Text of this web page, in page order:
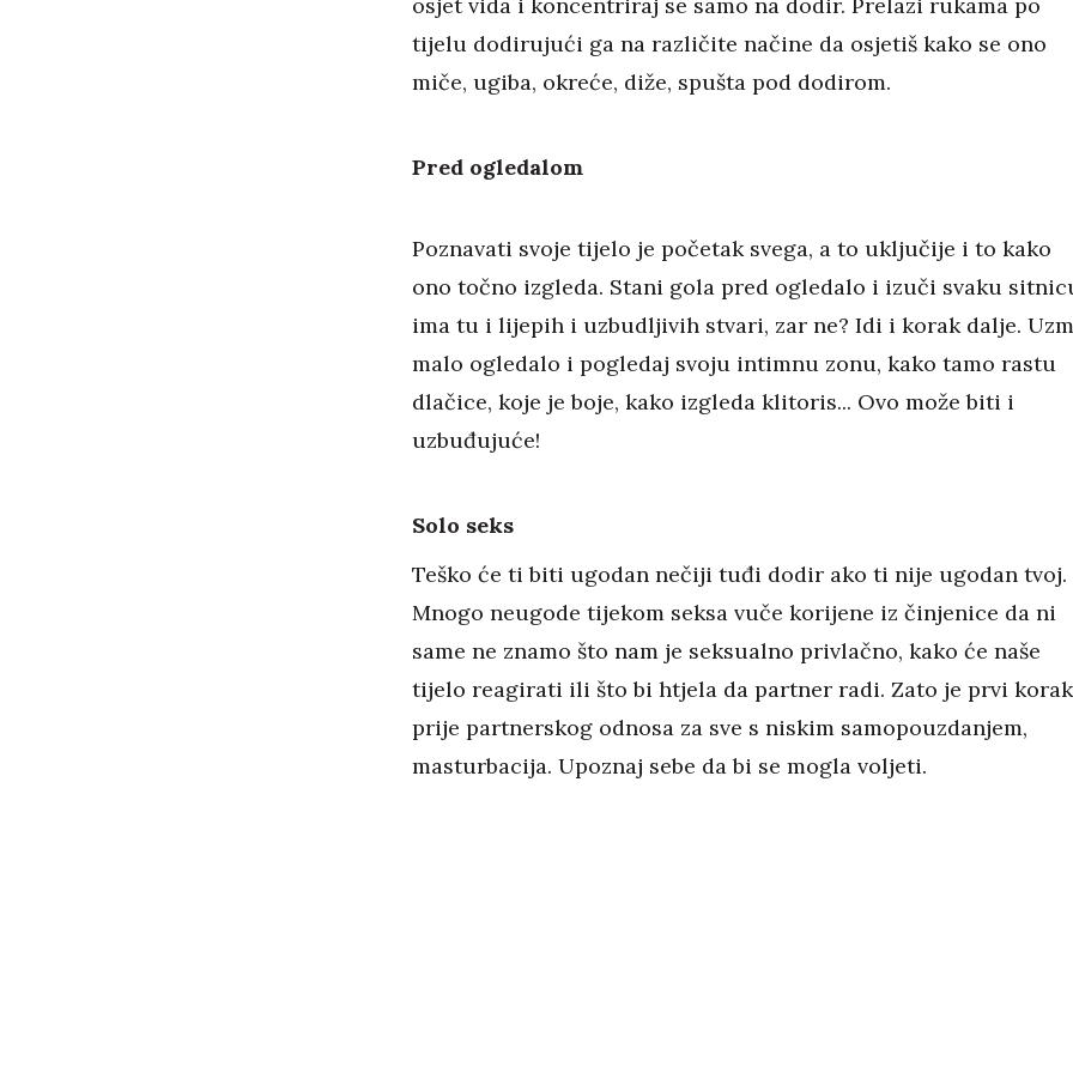
tijelu dodirujući ga na različite načine da osjetiš kako se ono
miče, ugiba, okreće, diže, spušta pod dodirom.
Pred ogledalom
Poznavati svoje tijelo je početak svega, a to uključije i to kako
ono točno izgleda. Stani gola pred ogledalo i izuči svaku
ima tu i lijepih i uzbudljivih stvari, zar ne? Idi i korak dalje.
malo ogledalo i pogledaj svoju intimnu zonu, kako tamo rastu
dlačice, koje je boje, kako izgleda klitoris... Ovo može biti i
uzbuđujuće!
Solo seks
Teško će ti biti ugodan nečiji tuđi dodir ako ti nije ugodan tvoj.
Mnogo neugode tijekom seksa vuče korijene iz činjenice da ni
same ne znamo što nam je seksualno privlačno, kako će naše
tijelo reagirati ili što bi htjela da partner radi. Zato je prvi
prije partnerskog odnosa za sve s niskim samopouzdanjem,
masturbacija. Upoznaj sebe da bi se mogla voljeti.